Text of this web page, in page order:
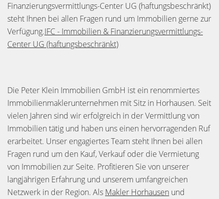
Finanzierungsvermittlungs-Center UG (haftungsbeschränkt)
steht Ihnen bei allen Fragen rund um Immobilien gerne zur
Verfügung.IFC - Immobilien & Finanzierungsvermittlungs-
Center UG (haftungsbeschränkt)
Die Peter Klein Immobilien GmbH ist ein renommiertes
Immobilienmaklerunternehmen mit Sitz in Horhausen. Seit
vielen Jahren sind wir erfolgreich in der Vermittlung von
Immobilien tätig und haben uns einen hervorragenden Ruf
erarbeitet. Unser engagiertes Team steht Ihnen bei allen
Fragen rund um den Kauf, Verkauf oder die Vermietung
von Immobilien zur Seite. Profitieren Sie von unserer
langjährigen Erfahrung und unserem umfangreichen
Netzwerk in der Region. Als Makler Horhausen und